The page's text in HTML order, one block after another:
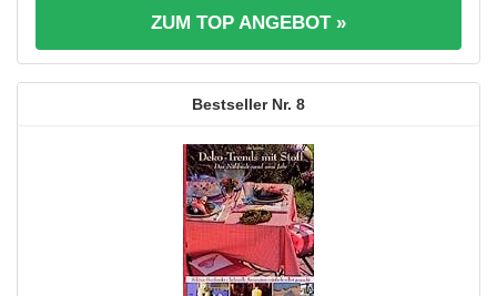
ZUM TOP ANGEBOT »
8